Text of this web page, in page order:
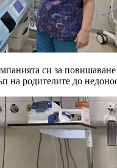
си за
на родителите до